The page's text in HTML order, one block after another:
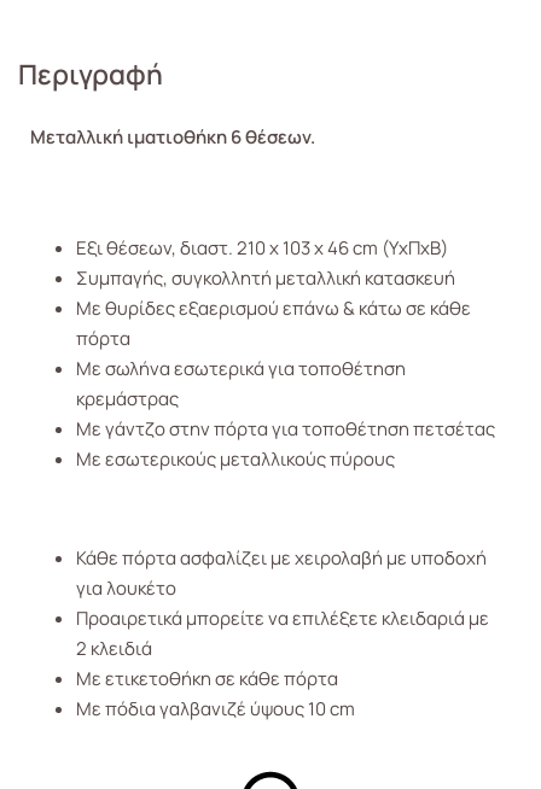
Περιγραφή
Μεταλλική ιματιοθήκη 6 θέσεων.
Εξι θέσεων, διαστ. 210 x 103 x 46 cm (ΥxΠxB)
Συμπαγής, συγκολλητή μεταλλική κατασκευή
Με θυρίδες εξαερισμού επάνω & κάτω σε κάθε
πόρτα
Με σωλήνα εσωτερικά για τοποθέτηση
κρεμάστρας
Με γάντζο στην πόρτα για τοποθέτηση πετσέτας
Με εσωτερικούς μεταλλικούς πύρους
Κάθε πόρτα ασφαλίζει με χειρολαβή με υποδοχή
για λουκέτο
Προαιρετικά μπορείτε να επιλέξετε κλειδαριά με
2 κλειδιά
Με ετικετοθήκη σε κάθε πόρτα
Με πόδια γαλβανιζέ ύψους 10 cm